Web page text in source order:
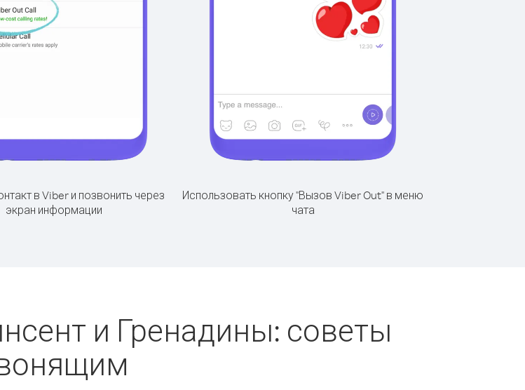
в Viber и позвонить через
экран информации
Использовать кнопку "Вызов Viber Out" в меню
чата
и Гренадины: советы